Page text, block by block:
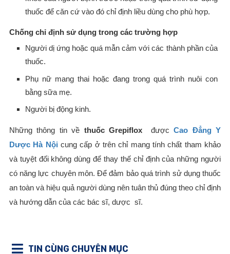
thuốc để căn cứ vào đó chỉ định liều dùng cho phù hợp.
Chống chỉ định sử dụng trong các trường hợp
Người dị ứng hoặc quá mẫn cảm với các thành phần của
thuốc.
Phụ nữ mang thai hoặc đang trong quá trình nuôi con
bằng sữa mẹ.
Người bị động kinh.
Những thông tin về thuốc Grepiflox được Cao Đẳng Y
Dược Hà Nội cung cấp ở trên chỉ mang tính chất tham khảo
và tuyệt đối không dùng để thay thế chỉ định của những người
có năng lực chuyên môn. Để đảm bảo quá trình sử dụng thuốc
an toàn và hiệu quả người dùng nên tuân thủ đúng theo chỉ định
và hướng dẫn của các bác sĩ, dược sĩ.
TIN CÙNG CHUYÊN MỤC